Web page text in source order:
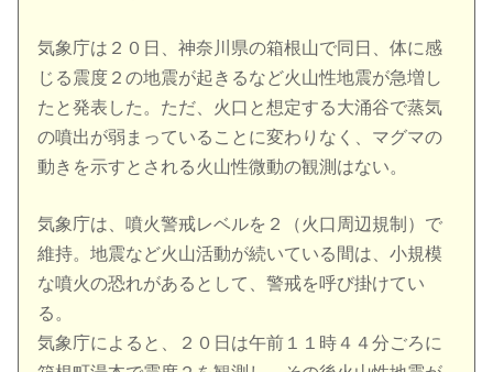
気象庁は２０日、神奈川県の箱根山で同日、体に感
じる震度２の地震が起きるなど火山性地震が急増し
たと発表した。ただ、火口と想定する大涌谷で蒸気
の噴出が弱まっていることに変わりなく、マグマの
動きを示すとされる火山性微動の観測はない。
気象庁は、噴火警戒レベルを２（火口周辺規制）で
維持。地震など火山活動が続いている間は、小規模
な噴火の恐れがあるとして、警戒を呼び掛けてい
る。
気象庁によると、２０日は午前１１時４４分ごろに